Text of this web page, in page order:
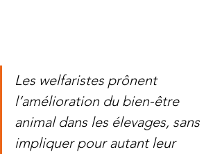
Les welfaristes prônent
l’amélioration du bien-être
animal dans les élevages, sans
impliquer pour autant leur